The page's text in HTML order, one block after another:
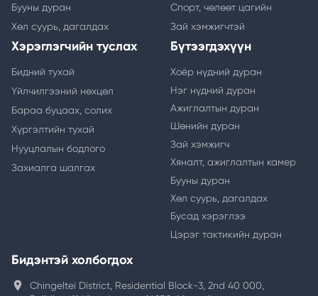
Бууны дуран
Хөл суурь, дагалдах
Спорт, чөлөөт цагийн
Зай хэмжигчтэй
Хэрэглэгчийн туслах
Бидний тухай
Үйлчилгээний нөхцөл
Бараа буцаах, солих
Хүргэлтийн тухай
Нууцлалын бодлого
Захиалга шалгах
Бүтээгдэхүүн
Хоёр нүдний дуран
Нэг нүдний дуран
Ажиглалтын дуран
Шөнийн дуран
Зай хэмжигч
Хяналт, ажиглалтын камер
Бууны дуран
Хөл суурь, дагалдах
Бусад хэрэглээ
Цэрэг тактикийн дуран
Бидэнтэй холбогдох
location_on
Chingeltei District, Residential Block-3, 2nd 40 000,